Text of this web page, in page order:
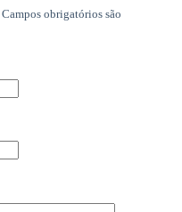
Campos obrigatórios são